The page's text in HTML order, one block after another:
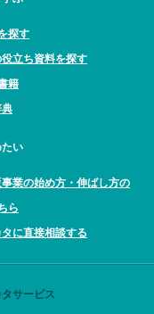
探す
立ち資料を探す
籍
い
業の始め方・伸ばし方の
ら
に直接相談する
サービス